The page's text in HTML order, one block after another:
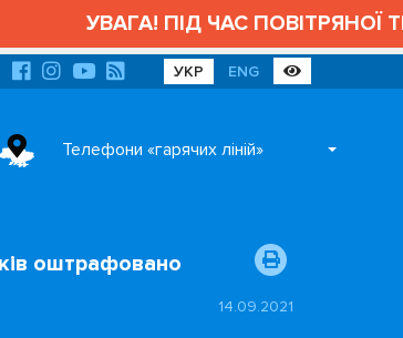
ПІД ЧАС ПОВІТРЯНОЇ
УКР ENG
Телефони «гарячих ліній»
оштрафовано
14.09.2021